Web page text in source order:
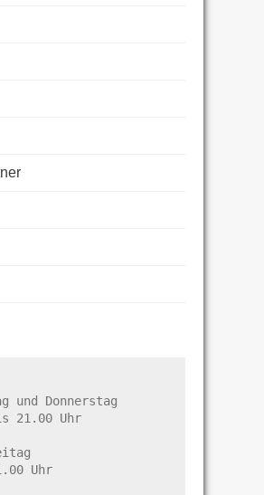
und Donnerstag
21.00 Uhr
Uhr